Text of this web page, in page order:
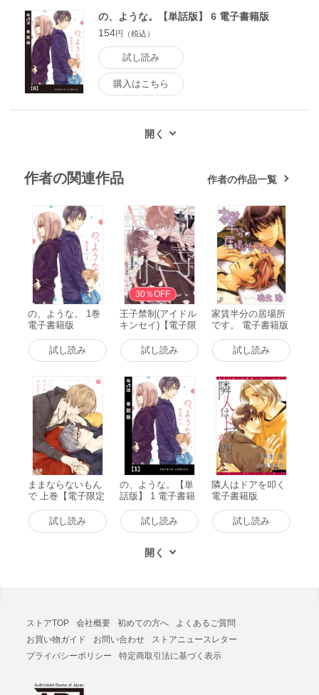
の、ような。【単話版】 6 電子書籍版
154円（税込）
試し読み
購入はこちら
作者の関連作品 作者の作品一覧
の、ような。 1巻
電子書籍版
試し読み
30％OFF
王子禁制(アイドル
キンセイ)【電子限
定おまけ付き】 電
子書籍版試し読み
家賃半分の居場所
です。 電子書籍版
試し読み
ままならないもん
で 上巻【電子限定
おまけ付き】 電子
書籍版試し読み
の、ような。【単
話版】 1 電子書籍
試し読み
隣人はドアを叩く
電子書籍版
試し読み
ストアTOP 会社概要 初めての方へ
よくあるご質問
お買い物ガイド
お問い合わせ
ストアニュースレター
プライバシーポリシー
特定商取引法に基づく表示